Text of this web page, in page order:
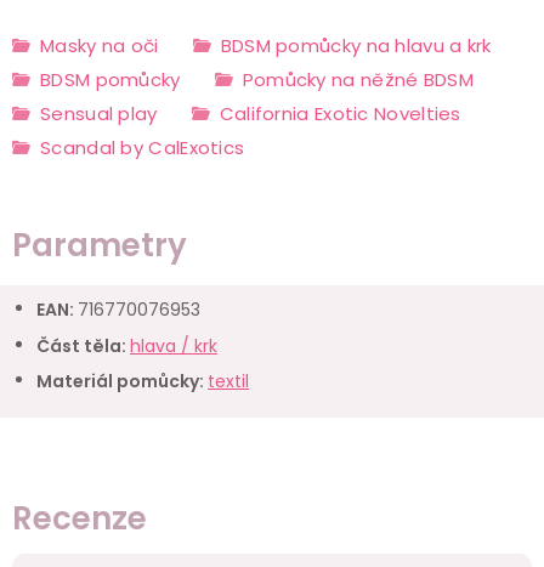
Masky na oči
BDSM pomůcky na hlavu a krk
BDSM pomůcky
Pomůcky na něžné BDSM
Sensual play
California Exotic Novelties
Scandal by CalExotics
Parametry
EAN: 716770076953
Část těla: hlava / krk
Materiál pomůcky: textil
Recenze